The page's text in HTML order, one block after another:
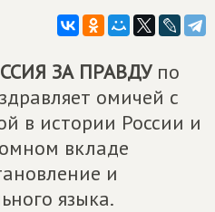
ЗА ПРАВДУпо
омичей с
в истории России и
вкладе
и
языка.